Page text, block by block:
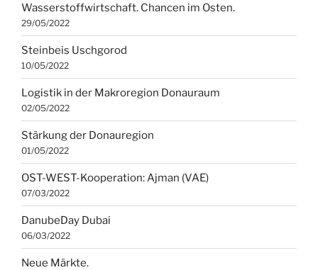
Wasserstoffwirtschaft. Chancen im Osten.
29/05/2022
Steinbeis Uschgorod
10/05/2022
Logistik in der Makroregion Donauraum
02/05/2022
Stärkung der Donauregion
01/05/2022
OST-WEST-Kooperation: Ajman (VAE)
07/03/2022
DanubeDay Dubai
06/03/2022
Neue Märkte.